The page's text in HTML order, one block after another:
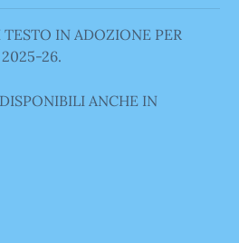
IN ADOZIONE PER
2025-26.
ANCHE IN